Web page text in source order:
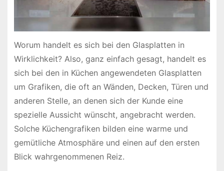
Worum handelt es sich bei den Glasplatten in
Wirklichkeit? Also, ganz einfach gesagt, handelt es
sich bei den in Küchen angewendeten Glasplatten
um Grafiken, die oft an Wänden, Decken, Türen und
anderen Stelle, an denen sich der Kunde eine
spezielle Aussicht wünscht, angebracht werden.
Solche Küchengrafiken bilden eine warme und
gemütliche Atmosphäre und einen auf den ersten
Blick wahrgenommenen Reiz.